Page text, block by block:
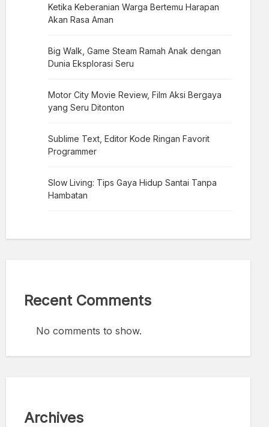
Ketika Keberanian Warga Bertemu Harapan
Akan Rasa Aman
Big Walk, Game Steam Ramah Anak dengan
Dunia Eksplorasi Seru
Motor City Movie Review, Film Aksi Bergaya
yang Seru Ditonton
Sublime Text, Editor Kode Ringan Favorit
Programmer
Slow Living: Tips Gaya Hidup Santai Tanpa
Hambatan
Recent Comments
No comments to show.
Archives